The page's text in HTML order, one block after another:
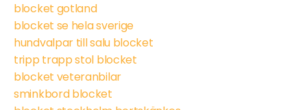
blocket gotland
blocket se hela sverige
hundvalpar till salu blocket
tripp trapp stol blocket
blocket veteranbilar
sminkbord blocket